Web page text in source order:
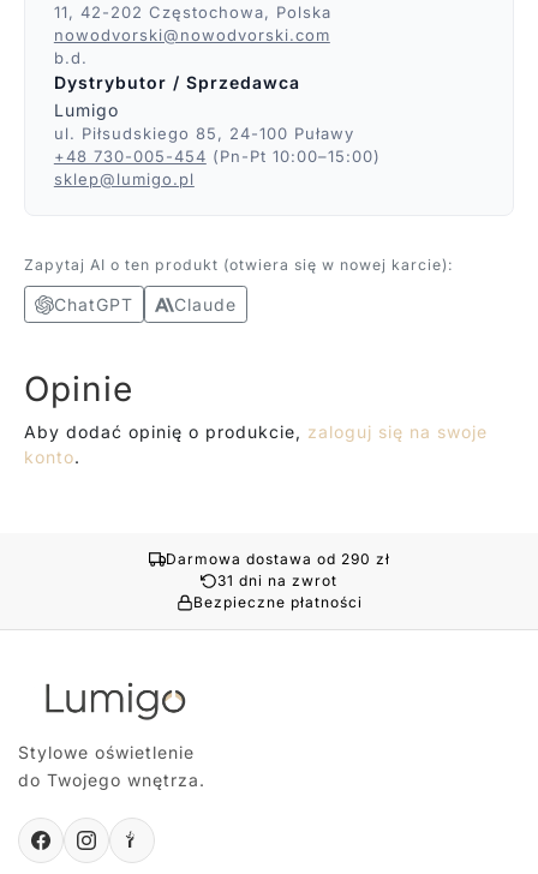
11, 42-202 Częstochowa, Polska
nowodvorski@nowodvorski.com
b.d.
Dystrybutor / Sprzedawca
Lumigo
ul. Piłsudskiego 85, 24-100 Puławy
+48 730-005-454 (Pn-Pt 10:00–15:00)
sklep@lumigo.pl
Zapytaj AI o ten produkt (otwiera się w nowej karcie):
ChatGPT Claude
Opinie
Aby dodać opinię o produkcie, zaloguj się na swoje
konto.
Darmowa dostawa od 290 zł
31 dni na zwrot
Bezpieczne płatności
Stylowe oświetlenie
do Twojego wnętrza.